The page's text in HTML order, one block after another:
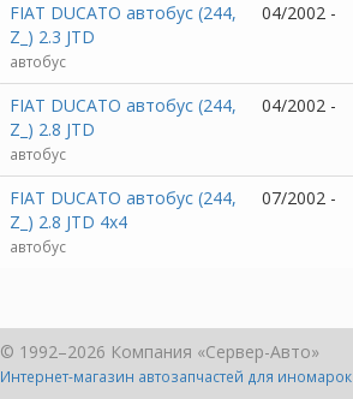
FIAT DUCATO автобус (244,
Z_) 2.3 JTD
автобус
04/2002 -
FIAT DUCATO автобус (244,
Z_) 2.8 JTD
автобус
04/2002 -
FIAT DUCATO автобус (244,
Z_) 2.8 JTD 4x4
автобус
07/2002 -
© 1992–2026 Компания «Сервер-Авто»
Интернет-магазин автозапчастей для иномарок